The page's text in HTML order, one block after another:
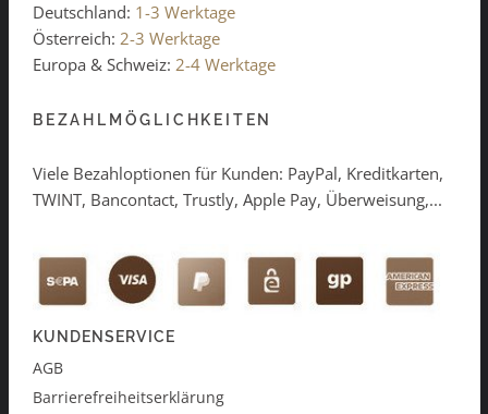
Deutschland: 1-3 Werktage
Österreich: 2-3 Werktage
Europa & Schweiz: 2-4 Werktage
BEZAHLMÖGLICHKEITEN
Viele Bezahloptionen für Kunden: PayPal, Kreditkarten,
TWINT, Bancontact, Trustly, Apple Pay, Überweisung,...
KUNDENSERVICE
AGB
Barrierefreiheitserklärung